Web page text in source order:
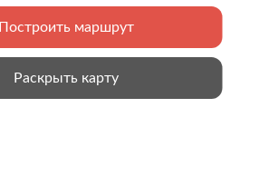
Построить маршрут
Раскрыть карту